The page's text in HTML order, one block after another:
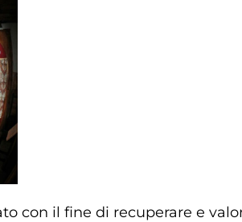
con il fine di recuperare e